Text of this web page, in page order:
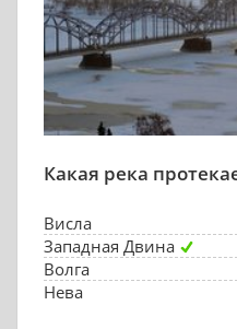
Какая река
Висла
Западная Двина
Волга
Нева